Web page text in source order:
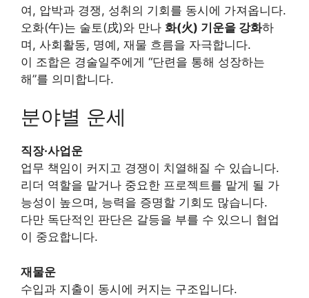
여, 압박과 경쟁, 성취의 기회를 동시에 가져옵니다.
오화(午)는 술토(戌)와 만나 화(火) 기운을 강화하
며, 사회활동, 명예, 재물 흐름을 자극합니다.
이 조합은 경술일주에게 “단련을 통해 성장하는
해”를 의미합니다.
분야별 운세
직장·사업운
업무 책임이 커지고 경쟁이 치열해질 수 있습니다.
리더 역할을 맡거나 중요한 프로젝트를 맡게 될 가
능성이 높으며, 능력을 증명할 기회도 많습니다.
다만 독단적인 판단은 갈등을 부를 수 있으니 협업
이 중요합니다.
재물운
수입과 지출이 동시에 커지는 구조입니다.